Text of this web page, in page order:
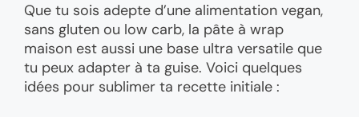
Que tu sois adepte d’une alimentation vegan,
sans gluten ou low carb, la pâte à wrap
maison est aussi une base ultra versatile que
tu peux adapter à ta guise. Voici quelques
idées pour sublimer ta recette initiale :